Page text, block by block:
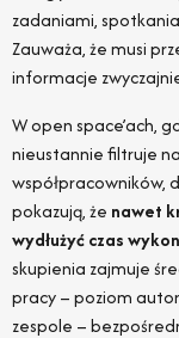
zadaniami,
Zauważa, że musi
informacje
W open space’ach,
nieustannie filtruje
współpracowników,
pokazują, że nawet
wydłużyć czas
skupienia zajmuje
pracy – poziom
zespole –